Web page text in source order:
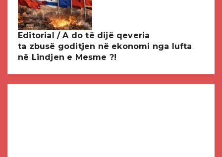
Editorial / A do të dijë qeveria
ta zbusë goditjen në ekonomi nga lufta
në Lindjen e Mesme ?!